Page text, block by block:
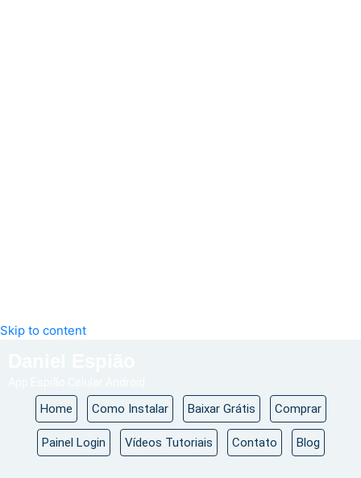
Skip to content
Home Como Instalar Baixar Grátis Comprar
Painel Login Vídeos Tutoriais Contato Blog